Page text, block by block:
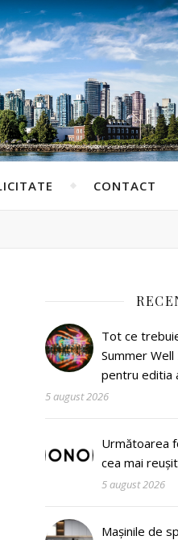
CONTACT
Tot ce
Summer
pentru editia
5 august 2026
Următoarea
cea mai
5 august 2026
Mașinile de